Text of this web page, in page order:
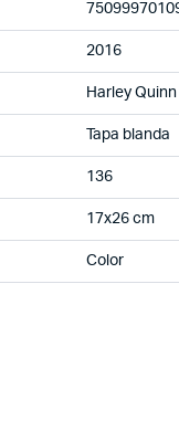
2016
Harley
Tapa blanda
136
17x26 cm
Color